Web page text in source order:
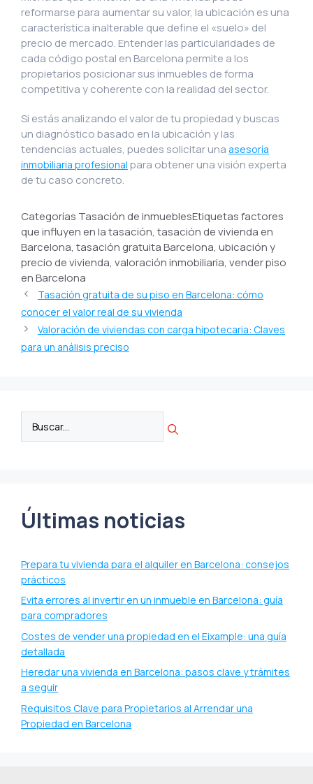
reformarse para aumentar su valor, la ubicación es una
característica inalterable que define el «suelo» del
precio de mercado. Entender las particularidades de
cada código postal en Barcelona permite a los
propietarios posicionar sus inmuebles de forma
competitiva y coherente con la realidad del sector.
Si estás analizando el valor de tu propiedad y buscas
un diagnóstico basado en la ubicación y las
tendencias actuales, puedes solicitar una asesoría
inmobiliaria profesional para obtener una visión experta
de tu caso concreto.
Categorías Tasación de inmueblesEtiquetas factores
que influyen en la tasación, tasación de vivienda en
Barcelona, tasación gratuita Barcelona, ubicación y
precio de vivienda, valoración inmobiliaria, vender piso
en Barcelona
Tasación gratuita de su piso en Barcelona: cómo
conocer el valor real de su vivienda
Valoración de viviendas con carga hipotecaria: Claves
para un análisis preciso
Últimas noticias
Prepara tu vivienda para el alquiler en Barcelona: consejos
prácticos
Evita errores al invertir en un inmueble en Barcelona: guía
para compradores
Costes de vender una propiedad en el Eixample: una guía
detallada
Heredar una vivienda en Barcelona: pasos clave y trámites
a seguir
Requisitos Clave para Propietarios al Arrendar una
Propiedad en Barcelona